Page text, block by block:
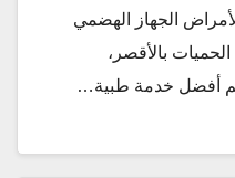
الجهاز الهضمي
بالأقصر،
أفضل خدمة طبية…